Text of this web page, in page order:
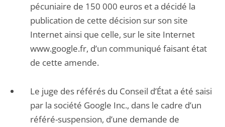
pécuniaire de 150 000 euros et a décidé la
publication de cette décision sur son site
Internet ainsi que celle, sur le site Internet
www.google.fr, d’un communiqué faisant état
de cette amende.
Le juge des référés du Conseil d’État a été saisi
par la société Google Inc., dans le cadre d’un
référé-suspension, d’une demande de